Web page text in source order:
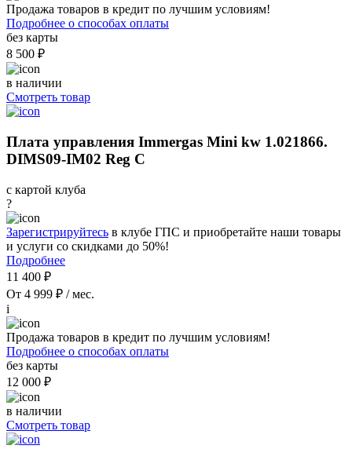
Продажа товаров в кредит по лучшим условиям!
Подробнее о способах оплаты
без карты
8 500 ₽
в наличии
Смотреть товар
Плата управления Immergas Mini kw 1.021866.
DIMS09-IM02 Reg C
с картой клуба
?
Зарегистрируйтесь в клубе ГПС и приобретайте наши товары
и услуги со скидками до 50%!
Подробнее
11 400 ₽
От 4 999 ₽ / мес.
i
Продажа товаров в кредит по лучшим условиям!
Подробнее о способах оплаты
без карты
12 000 ₽
в наличии
Смотреть товар